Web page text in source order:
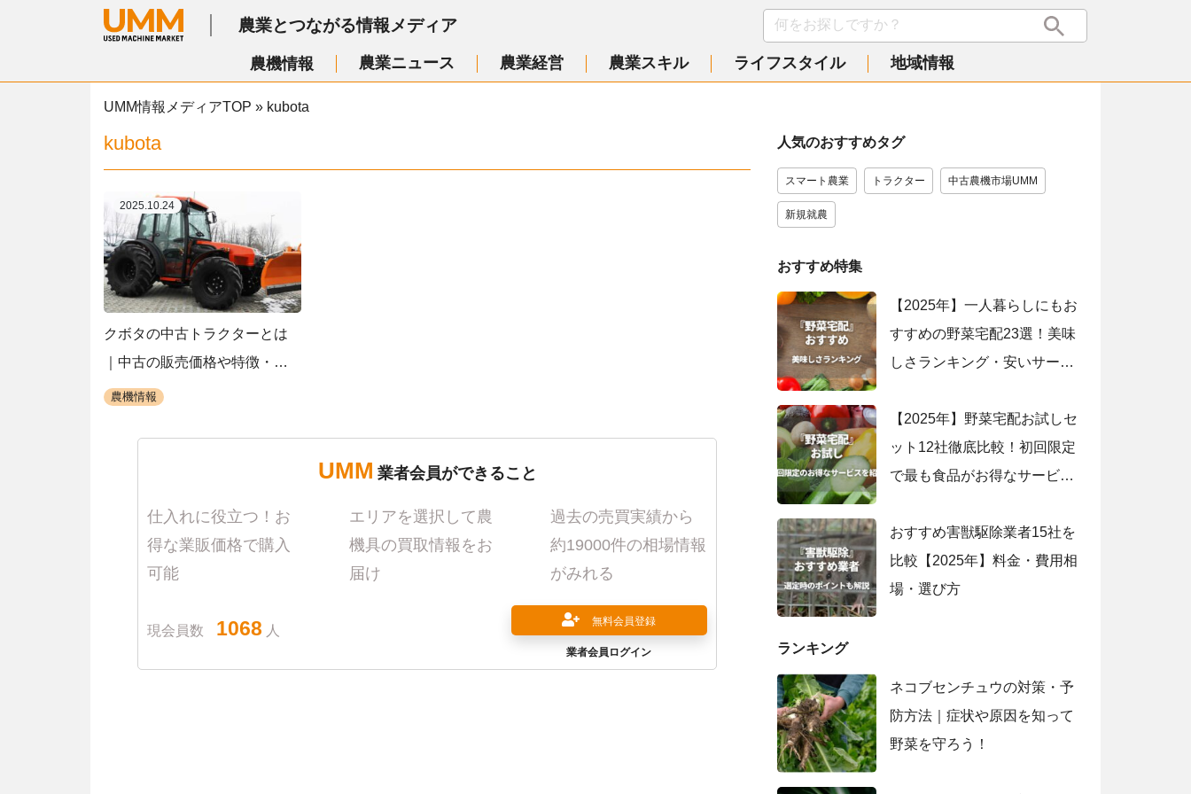
農業とつながる情報メディア
農機情報 農業ニュース 農業経営 農業スキル ライフスタイル 地域情報
UMM情報メディアTOP » kubota
kubota
2025.10.24
クボタの中古トラクターとは
｜中古の販売価格や特徴・選
ぶポイント
農機情報
UMM 業者会員ができること
仕入れに役立つ！お
得な業販価格で購入
可能
エリアを選択して農
機具の買取情報をお
届け
過去の売買実績から
約19000件の相場情報
がみれる
現会員数 1068 人
無料会員登録
業者会員ログイン
人気のおすすめタグ
スマート農業 トラクター 中古農機市場UMM
新規就農
おすすめ特集
【2025年】一人暮らしにもお
すすめの野菜宅配23選！美味
しさランキング・安いサービ
【2025年】野菜宅配お試しセ
ット12社徹底比較！初回限定
で最も食品がお得なサービス
おすすめ害獣駆除業者15社を
比較【2025年】料金・費用相
場・選び方
ランキング
ネコブセンチュウの対策・予
防方法｜症状や原因を知って
野菜を守ろう！